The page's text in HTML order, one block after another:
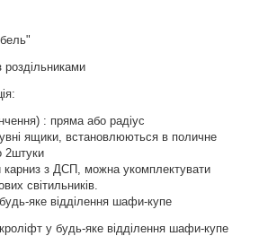
: пряма або радіус
ящики, встановлюються в поличне
2штуки
карниз з ДСП, можна укомплектувати
світильників.
яке відділення шафи-купе
у будь-яке відділення шафи-купе